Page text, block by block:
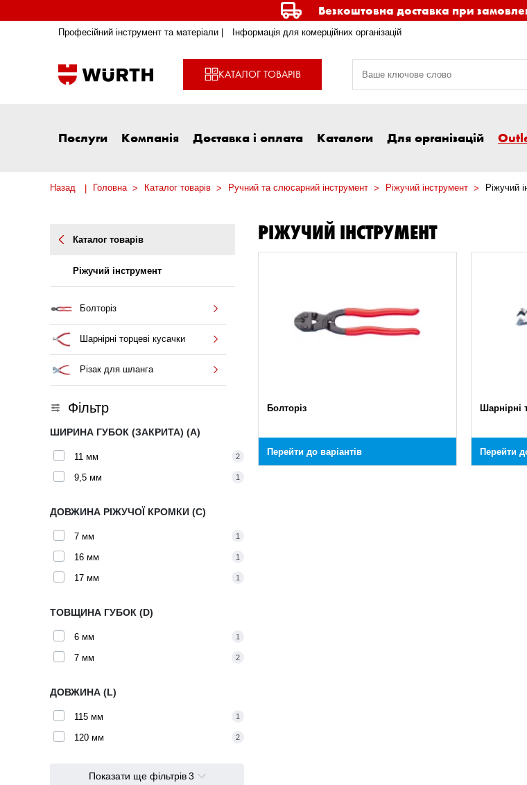
Безкоштовна доставка при
Професійний інструмент та матеріали | Інформація для комерційних організацій
КАТАЛОГ ТОВАРІВ
Послуги Компанія Доставка і оплата Каталоги Для організацій
Назад Головна Каталог товарів Ручний та слюсарний інструмент Ріжучий інструмент Ріжучий
Каталог товарів
Ріжучий інструмент
Болторіз
Шарнірні торцеві кусачки
Різак для шланга
Фільтр
ШИРИНА ГУБОК (ЗАКРИТА) (A)
11 мм 2
9,5 мм 1
ДОВЖИНА РІЖУЧОЇ КРОМКИ (C)
7 мм 1
16 мм 1
17 мм 1
ТОВЩИНА ГУБОК (D)
6 мм 1
7 мм 2
ДОВЖИНА (L)
115 мм 1
120 мм 2
Показати ще фільтрів 3
РІЖУЧИЙ ІНСТРУМЕНТ
Болторіз
Перейти до варіантів
Шарнірні
Перейти